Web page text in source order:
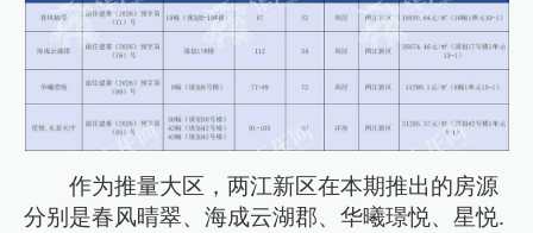
作为推量大区，两江新区在本期推出的房源
分别是春风晴翠、海成云湖郡、华曦璟悦、星悦.